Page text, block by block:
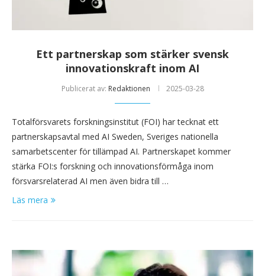
Ett partnerskap som stärker svensk
innovations­kraft inom AI
Publicerat av: Redaktionen 2025-03-28
Totalförsvarets forskningsinstitut (FOI) har tecknat ett
partnerskapsavtal med AI Sweden, Sveriges nationella
samarbetscenter för tillämpad AI. Partnerskapet kommer
stärka FOI:s forskning och innovationsförmåga inom
försvarsrelaterad AI men även bidra till …
Läs mera